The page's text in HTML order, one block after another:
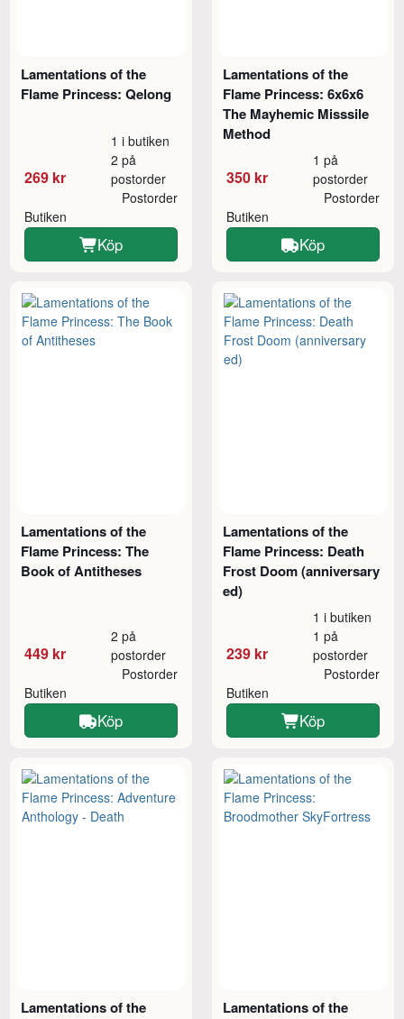
Lamentations of the
Flame Princess: Qelong
269 kr
1 i butiken
2 på
postorder
Butiken
Postorder
Köp
Lamentations of the
Flame Princess: 6x6x6
The Mayhemic Misssile
Method
350 kr
1 på
postorder
Butiken
Postorder
Köp
Lamentations of the
Flame Princess: The
Book of Antitheses
449 kr
2 på
postorder
Butiken
Postorder
Köp
Lamentations of the
Flame Princess: Death
Frost Doom (anniversary
ed)
239 kr
1 i butiken
1 på
postorder
Butiken
Postorder
Köp
Lamentations of the
Lamentations of the